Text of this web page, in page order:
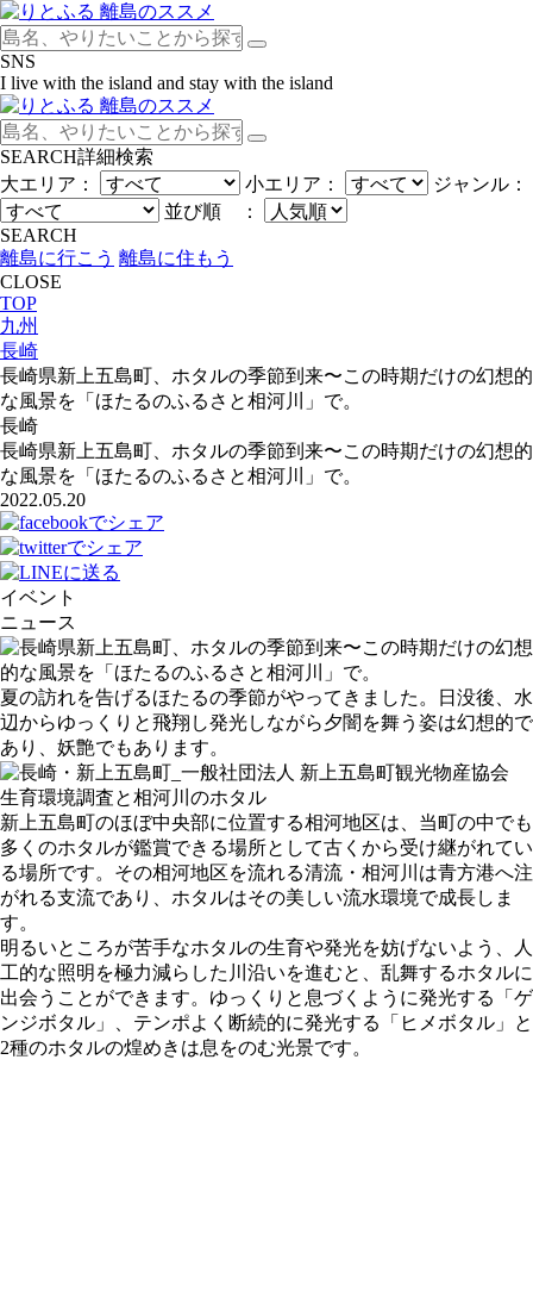
SNS
I live with the island and stay with the island
SEARCH詳細検索
大エリア：
小エリア：
ジャンル：
並び順 ：
SEARCH
離島に行こう 離島に住もう
CLOSE
TOP
九州
長崎
長崎県新上五島町、ホタルの季節到来〜この時期だけの幻想的
な風景を「ほたるのふるさと相河川」で。
長崎
長崎県新上五島町、ホタルの季節到来〜この時期だけの幻想的
な風景を「ほたるのふるさと相河川」で。
2022.05.20
イベント
ニュース
夏の訪れを告げるほたるの季節がやってきました。日没後、水
辺からゆっくりと飛翔し発光しながら夕闇を舞う姿は幻想的で
あり、妖艶でもあります。
生育環境調査と相河川のホタル
新上五島町のほぼ中央部に位置する相河地区は、当町の中でも
多くのホタルが鑑賞できる場所として古くから受け継がれてい
る場所です。その相河地区を流れる清流・相河川は青方港へ注
がれる支流であり、ホタルはその美しい流水環境で成長しま
す。
明るいところが苦手なホタルの生育や発光を妨げないよう、人
工的な照明を極力減らした川沿いを進むと、乱舞するホタルに
出会うことができます。ゆっくりと息づくように発光する「ゲ
ンジボタル」、テンポよく断続的に発光する「ヒメボタル」と
2種のホタルの煌めきは息をのむ光景です。